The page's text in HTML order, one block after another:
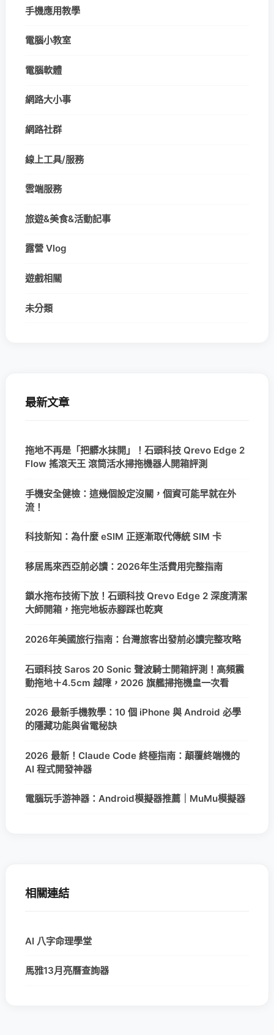
手機應用教學
電腦小教室
電腦軟體
網路大小事
網路社群
線上工具/服務
雲端服務
旅遊&美食&活動記事
露營 Vlog
遊戲相關
未分類
最新文章
拖地不再是「把髒水抹開」！石頭科技 Qrevo Edge 2
Flow 搖滾天王 滾筒活水掃拖機器人開箱評測
手機安全健檢：這幾個設定沒關，個資可能早就在外
流！
科技新知：為什麼 eSIM 正逐漸取代傳統 SIM 卡
移居馬來西亞前必讀：2026年生活費用完整指南
鎖水拖布技術下放！石頭科技 Qrevo Edge 2 深度清潔
大師開箱，拖完地板赤腳踩也乾爽
2026年美國旅行指南：台灣旅客出發前必讀完整攻略
石頭科技 Saros 20 Sonic 聲波騎士開箱評測！高頻震
動拖地＋4.5cm 越障，2026 旗艦掃拖機皇一次看
2026 最新手機教學：10 個 iPhone 與 Android 必學
的隱藏功能與省電秘訣
2026 最新！Claude Code 終極指南：顛覆終端機的
AI 程式開發神器
電腦玩手游神器：Android模擬器推薦｜MuMu模擬器
相關連結
AI 八字命理學堂
馬雅13月亮曆查詢器